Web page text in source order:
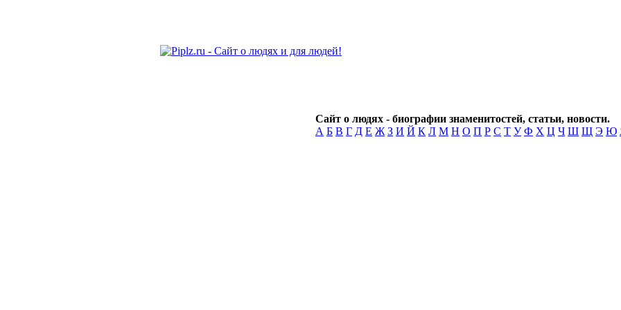
Сайт о людях - биографии знаменитостей, статьи, новости.
А Б В Г Д Е Ж З И Й К Л М Н О П Р С Т У Ф Х Ц Ч Ш Щ Э Ю